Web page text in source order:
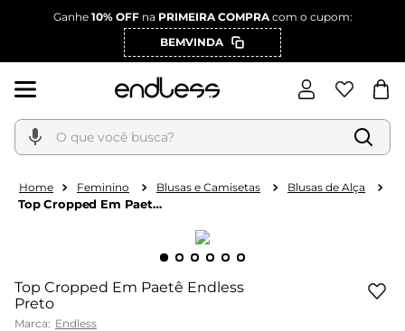
Ganhe 10% OFFna PRIMEIRA COMPRAcom o cupom:
BEMVINDA
O que você busca?
Feminino Blusas e Camisetas Blusas de Alça
Top Cropped Em Paetê
Top Cropped Em Paetê Endless
Preto
Marca: Endless